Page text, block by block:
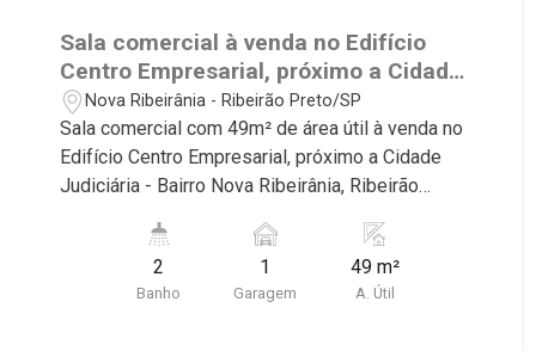
Sala comercial à venda no Edifício
Centro Empresarial, próximo a Cidade
Judiciária - Ribeirão Preto/SP.
Nova Ribeirânia - Ribeirão Preto/SP
Sala comercial com 49m² de área útil à venda no
Edifício Centro Empresarial, próximo a Cidade
Judiciária - Bairro Nova Ribeirânia, Ribeirão
imóvel que a Martinelli Imobiliária selecionou
masculino e feminino - Copa - Ar-condicionado -
2
Banho
1
Garagem
49 m²
A. Útil